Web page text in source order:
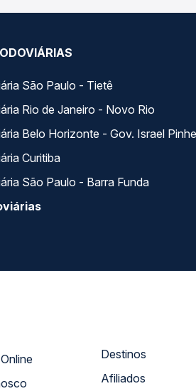
São Paulo - Tietê
Rio de Janeiro - Novo Rio
Belo Horizonte - Gov. Israel
Curitiba
São Paulo - Barra Funda
Atendimento Online
Destinos
Afiliados